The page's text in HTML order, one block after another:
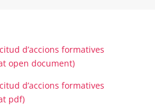
d’accions formatives
open document)
d’accions formatives
pdf)